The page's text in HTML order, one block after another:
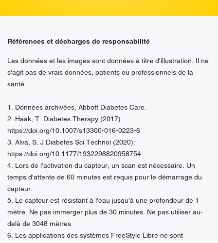
Références et décharges de responsabilité
Les données et les images sont données à titre d'illustration. Il ne
s'agit pas de vrais données, patients ou professionnels de la
santé.
1. Données archivées, Abbott Diabetes Care.
2. Haak, T. Diabetes Therapy (2017):
https://doi.org/10.1007/s13300-016-0223-6
3. Alva, S. J Diabetes Sci Technol (2020):
https://doi.org/10.1177/1932296820958754
4. Lors de l’activation du capteur, un scan est nécessaire. Un
temps d'attente de 60 minutes est requis pour le démarrage du
capteur.
5. Le capteur est résistant à l'eau jusqu'à une profondeur de 1
mètre. Ne pas immerger plus de 30 minutes. Ne pas utiliser au-
delà de 3048 mètres.
6. Les applications des systèmes FreeStyle Libre ne sont